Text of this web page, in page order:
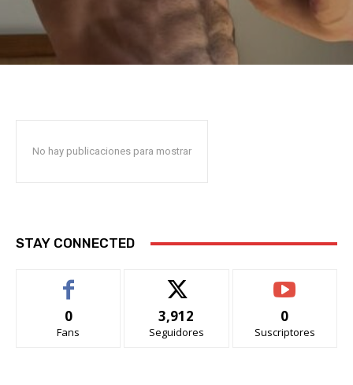
No hay publicaciones para mostrar
STAY CONNECTED
0
Fans
3,912
Seguidores
0
Suscriptores